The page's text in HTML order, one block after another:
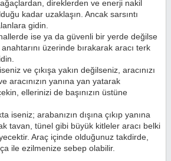
direklerden ve enerji nakil
kadar uzaklaşın. Ancak sarsıntı
gidin.
ise ya da güvenli bir yerde değilse
üzerinde bırakarak aracı terk
ve çıkışa yakın değilseniz, aracınızı
aracınızın yanına yan yatarak
ellerinizi de başınızın üstüne
arabanızın dışına çıkıp yanına
tavan, tünel gibi büyük kitleler aracı belki
Araç içinde olduğunuz takdirde,
ile ezilmenize sebep olabilir.